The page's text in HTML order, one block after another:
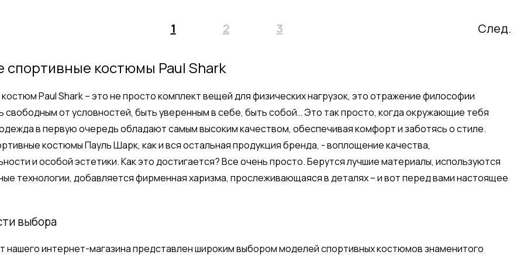
1 2 3 След.
спортивные костюмы Paul Shark
Paul Shark – это не просто комплект вещей для физических нагрузок, это отражение философии
свободным от условностей, быть уверенным в себе, быть собой… Это так просто, когда окружающие тебя
в первую очередь обладают самым высоким качеством, обеспечивая комфорт и заботясь о стиле.
костюмы Пауль Шарк, как и вся остальная продукция бренда, - воплощение качества,
и особой эстетики. Как это достигается? Все очень просто. Берутся лучшие материалы, используются
технологии, добавляется фирменная харизма, прослеживающаяся в деталях – и вот перед вами настоящее
выбора
нашего интернет-магазина представлен широким выбором моделей спортивных костюмов знаменитого